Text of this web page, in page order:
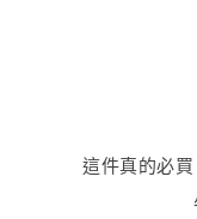
這件真的必